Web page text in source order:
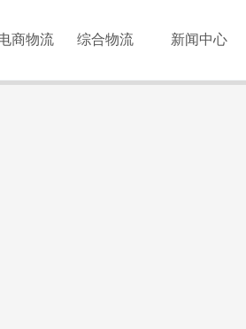
商物流 综合物流 新闻中心